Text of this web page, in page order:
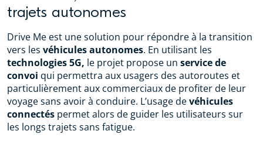
trajets autonomes
Drive Me est une solution pour répondre à la transition
vers les véhicules autonomes. En utilisant les
technologies 5G, le projet propose un service de
convoi qui permettra aux usagers des autoroutes et
particulièrement aux commerciaux de profiter de leur
voyage sans avoir à conduire. L’usage devéhicules
connectés permet alors de guider les utilisateurs sur
les longs trajets sans fatigue.